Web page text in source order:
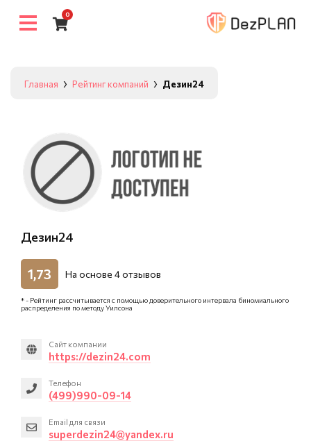
0
Главная Рейтинг компаний Дезин24
Дезин24
1,73 На основе 4отзывов
* - Рейтинг рассчитывается с помощью доверительного интервала биномиального
распределения по методу Уилсона
Сайт компании
https://dezin24.com
Телефон
(499)990-09-14
Email для связи
superdezin24@yandex.ru